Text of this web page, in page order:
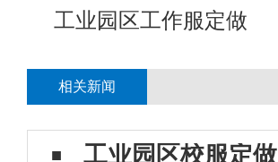
工业园区工作服定做
相关新闻
工业园区校服定做